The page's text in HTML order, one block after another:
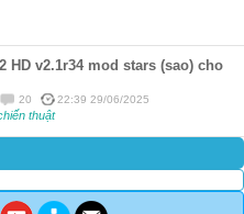
HD v2.1r34 mod stars (sao) cho
20 22:39 29/06/2025
thuật